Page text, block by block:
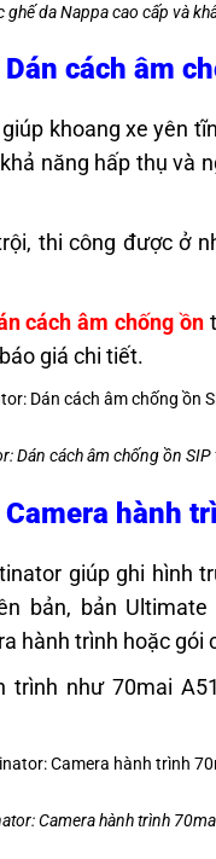
da Nappa cao cấp và
cách âm
khoang xe yên
năng hấp thụ và
thi công được ở
cách âm chống ồn
giá chi tiết.
Dán cách âm chống ồn SIP
hành
giúp ghi hình
bản, bản
hành trình hoặc gói
như 70mai
Camera hành trình